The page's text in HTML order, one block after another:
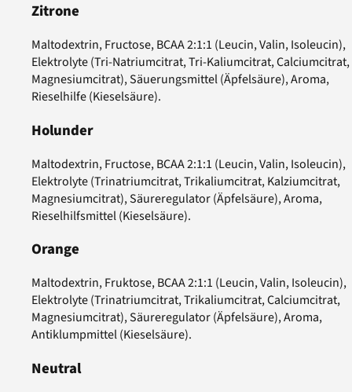
Zitrone
Maltodextrin, Fructose, BCAA 2:1:1 (Leucin, Valin, Isoleucin),
Elektrolyte (Tri-Natriumcitrat, Tri-Kaliumcitrat, Calciumcitrat,
Magnesiumcitrat), Säuerungsmittel (Äpfelsäure), Aroma,
Rieselhilfe (Kieselsäure).
Holunder
Maltodextrin, Fructose, BCAA 2:1:1 (Leucin, Valin, Isoleucin),
Elektrolyte (Trinatriumcitrat, Trikaliumcitrat, Kalziumcitrat,
Magnesiumcitrat), Säureregulator (Äpfelsäure), Aroma,
Rieselhilfsmittel (Kieselsäure).
Orange
Maltodextrin, Fruktose, BCAA 2:1:1 (Leucin, Valin, Isoleucin),
Elektrolyte (Trinatriumcitrat, Trikaliumcitrat, Calciumcitrat,
Magnesiumcitrat), Säureregulator (Äpfelsäure), Aroma,
Antiklumpmittel (Kieselsäure).
Neutral